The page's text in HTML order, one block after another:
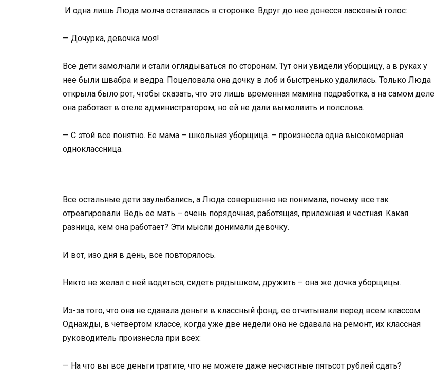
И одна лишь Люда молча оставалась в сторонке. Вдруг до нее донесся ласковый голос:
— Дочурка, девочка моя!
Все дети замолчали и стали оглядываться по сторонам. Тут они увидели уборщицу, а в руках у
нее были швабра и ведра. Поцеловала она дочку в лоб и быстренько удалилась. Только Люда
открыла было рот, чтобы сказать, что это лишь временная мамина подработка, а на самом деле
она работает в отеле администратором, но ей не дали вымолвить и полслова.
— С этой все понятно. Ее мама – школьная уборщица. – произнесла одна высокомерная
одноклассница.
Все остальные дети заулыбались, а Люда совершенно не понимала, почему все так
отреагировали. Ведь ее мать – очень порядочная, работящая, прилежная и честная. Какая
разница, кем она работает? Эти мысли донимали девочку.
И вот, изо дня в день, все повторялось.
Никто не желал с ней водиться, сидеть рядышком, дружить – она же дочка уборщицы.
Из-за того, что она не сдавала деньги в классный фонд, ее отчитывали перед всем классом.
Однажды, в четвертом классе, когда уже две недели она не сдавала на ремонт, их классная
руководитель произнесла при всех:
— На что вы все деньги тратите, что не можете даже несчастные пятьсот рублей сдать?